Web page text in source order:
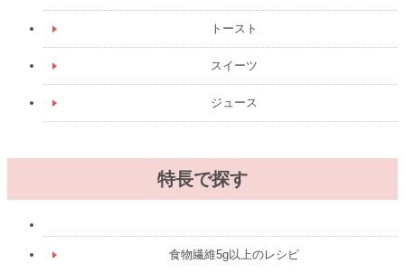
トースト
スイーツ
ジュース
特長で探す
食物繊維5g以上のレシピ